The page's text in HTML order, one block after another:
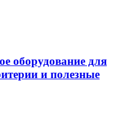
оборудование для
и полезные